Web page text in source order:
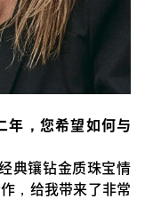
年，您希望如何与
典镶钻金质珠宝情
，给我带来了非常